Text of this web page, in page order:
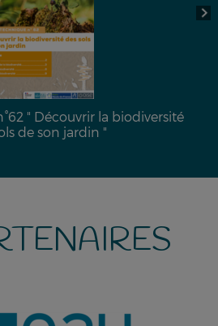
" Découvrir la biodiversité
de son jardin "